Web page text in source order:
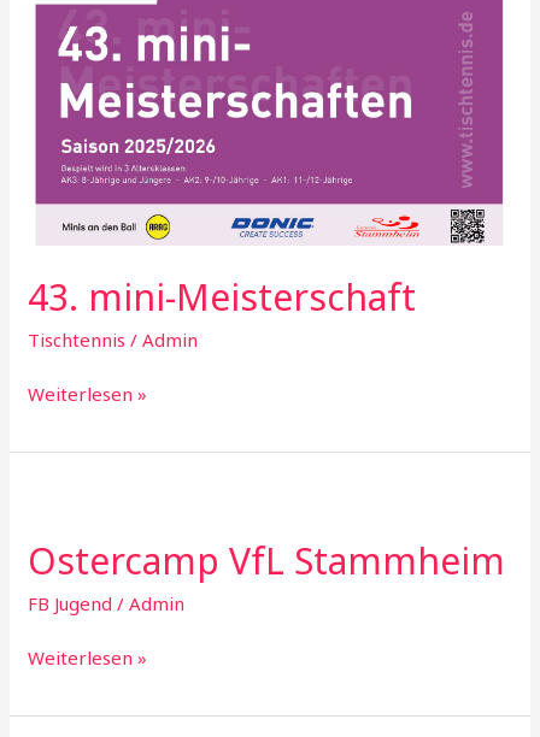
43. mini-Meisterschaft
Tischtennis /Admin
43.
Meisterschaft
Weiterlesen »
Ostercamp VfL Stammheim
FB Jugend /Admin
Ostercamp
Stammheim
Weiterlesen »